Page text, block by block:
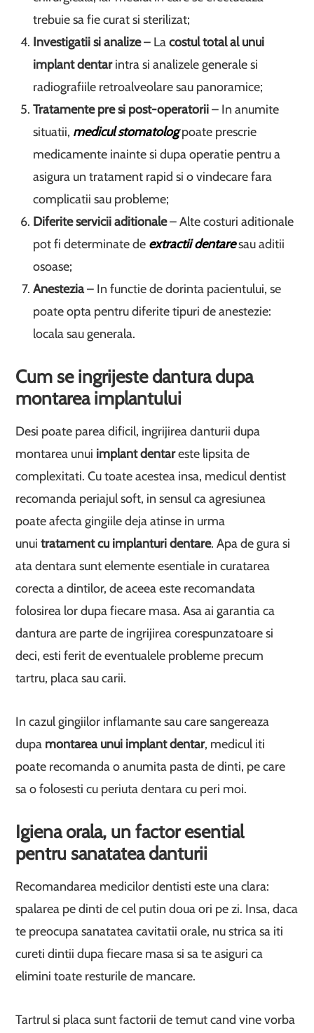
trebuie sa fie curat si sterilizat;
Investigatii si analize– Lacostul total al unui
implant dentarintra si analizele generale si
radiografiile retroalveolare sau panoramice;
Tratamente pre si post-operatorii– In anumite
situatii, medicul stomatologpoate prescrie
medicamente inainte si dupa operatie pentru a
asigura un tratament rapid si o vindecare fara
complicatii sau probleme;
Diferite servicii aditionale– Alte costuri aditionale
pot fi determinate de extractii dentaresau aditii
osoase;
Anestezia– In functie de dorinta pacientului, se
poate opta pentru diferite tipuri de anestezie:
locala sau generala.
Cum se ingrijeste dantura dupa
montarea implantului
Desi poate parea dificil, ingrijirea danturii dupa
montarea unui implant dentareste lipsita de
complexitati. Cu toate acestea insa, medicul dentist
recomanda periajul soft, in sensul ca agresiunea
poate afecta gingiile deja atinse in urma
unuitratament cu implanturi dentare. Apa de gura si
ata dentara sunt elemente esentiale in curatarea
corecta a dintilor, de aceea este recomandata
folosirea lor dupa fiecare masa. Asa ai garantia ca
dantura are parte de ingrijirea corespunzatoare si
deci, esti ferit de eventualele probleme precum
tartru, placa sau carii.
In cazul gingiilor inflamante sau care sangereaza
dupa montarea unui implant dentar, medicul iti
poate recomanda o anumita pasta de dinti, pe care
sa o folosesti cu periuta dentara cu peri moi.
Igiena orala, un factor esential
pentru sanatatea danturii
Recomandarea medicilor dentisti este una clara:
spalarea pe dinti de cel putin doua ori pe zi. Insa, daca
te preocupa sanatatea cavitatii orale, nu strica sa iti
cureti dintii dupa fiecare masa si sa te asiguri ca
elimini toate resturile de mancare.
Tartrul si placa sunt factorii de temut cand vine vorba